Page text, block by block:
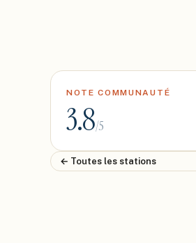
NOTE COMMUNAUTÉ
3.8/5
← Toutes les stations